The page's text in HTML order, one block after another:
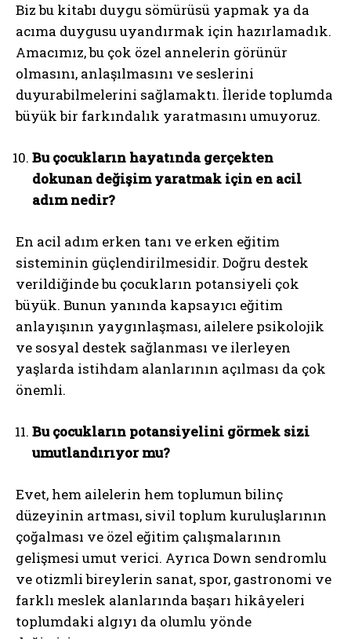
Biz bu kitabı duygu sömürüsü yapmak ya da
acıma duygusu uyandırmak için hazırlamadık.
Amacımız, bu çok özel annelerin görünür
olmasını, anlaşılmasını ve seslerini
duyurabilmelerini sağlamaktı. İleride toplumda
büyük bir farkındalık yaratmasını umuyoruz.
Bu çocukların hayatında gerçekten
dokunan değişim yaratmak için en acil
adım nedir?
En acil adım erken tanı ve erken eğitim
sisteminin güçlendirilmesidir. Doğru destek
verildiğinde bu çocukların potansiyeli çok
büyük. Bunun yanında kapsayıcı eğitim
anlayışının yaygınlaşması, ailelere psikolojik
ve sosyal destek sağlanması ve ilerleyen
yaşlarda istihdam alanlarının açılması da çok
önemli.
Bu çocukların potansiyelini görmek sizi
umutlandırıyor mu?
Evet, hem ailelerin hem toplumun bilinç
düzeyinin artması, sivil toplum kuruluşlarının
çoğalması ve özel eğitim çalışmalarının
gelişmesi umut verici. Ayrıca Down sendromlu
ve otizmli bireylerin sanat, spor, gastronomi ve
farklı meslek alanlarında başarı hikâyeleri
toplumdaki algıyı da olumlu yönde